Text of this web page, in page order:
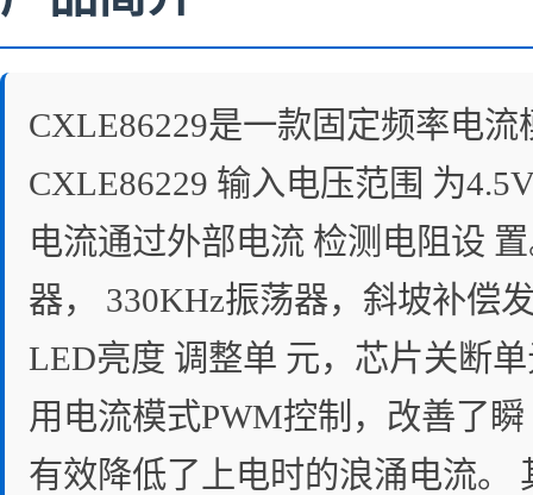
CXLE86229是一款固定频率电
CXLE86229 输入电压范围 为
电流通过外部电流 检测电阻设
器， 330KHz振荡器，斜坡补偿
LED亮度 调整单 元，芯片关断
用电流模式PWM控制，改善了
有效降低了上电时的浪涌电流。